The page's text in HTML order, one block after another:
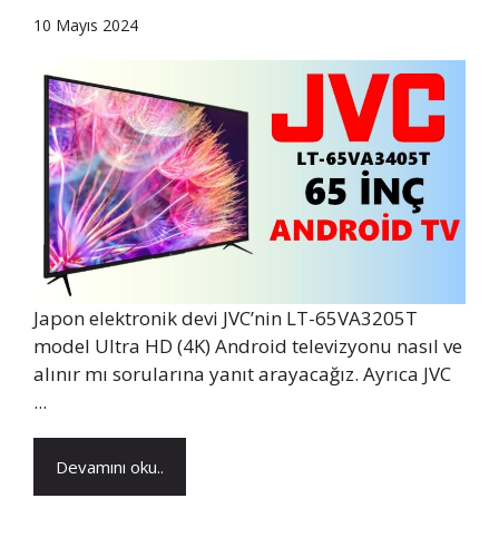
10 Mayıs 2024
Japon elektronik devi JVC’nin LT-65VA3205T
model Ultra HD (4K) Android televizyonu nasıl ve
alınır mı sorularına yanıt arayacağız. Ayrıca JVC
...
Devamını oku..